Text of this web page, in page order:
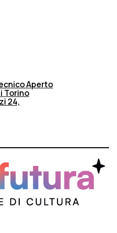
Aperto
Torino
24,